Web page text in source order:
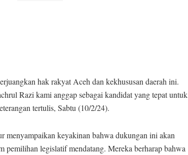
hak rakyat Aceh dan kekhususan daerah ini.
Razi kami anggap sebagai kandidat yang tepat untuk
tertulis, Sabtu (10/2/24).
menyampaikan keyakinan bahwa dukungan ini akan
pemilihan legislatif mendatang. Mereka berharap bahwa